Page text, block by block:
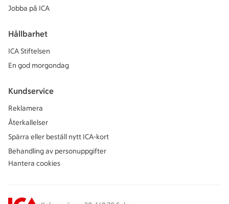
Jobba på ICA
Hållbarhet
ICA Stiftelsen
En god morgondag
Kundservice
Reklamera
Återkallelser
Spärra eller beställ nytt ICA-kort
Behandling av personuppgifter
Hantera cookies